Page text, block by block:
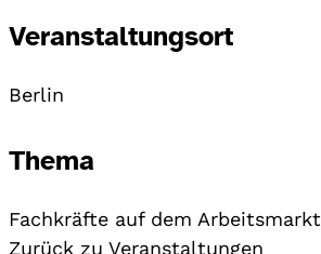
Veranstaltungsort
Berlin
Thema
Fachkräfte auf dem Arbeitsmarkt
Zurück zu Veranstaltungen